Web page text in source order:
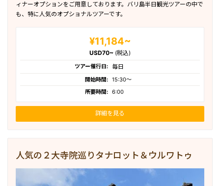
ィナーオプションをご用意しております。バリ島半日観光ツアーの中で
も、特に人気のオプショナルツアーです。
¥11,184~
USD70~ (税込)
ツアー催行日: 毎日
開始時間: 15:30〜
所要時間: 6:00
詳細を見る
人気の２大寺院巡りタナロット＆ウルワトゥ